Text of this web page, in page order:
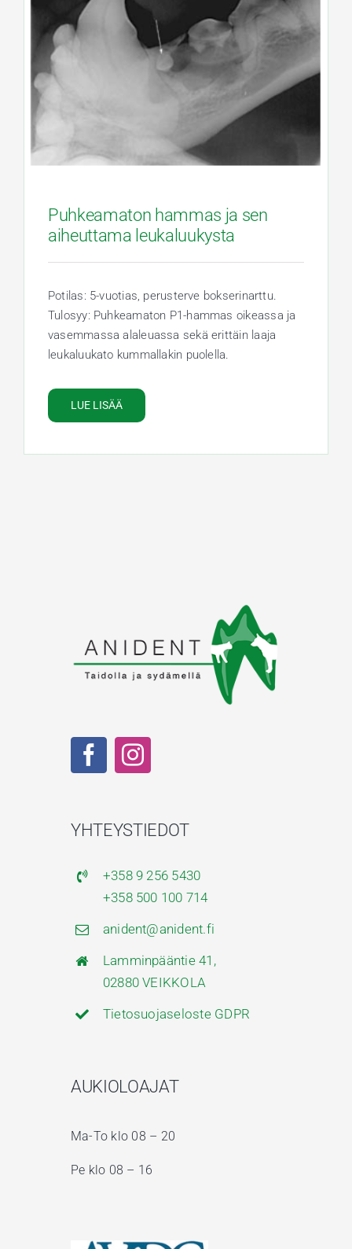
Puhkeamaton hammas ja sen
aiheuttama leukaluukysta
Potilas: 5-vuotias, perusterve bokserinarttu.
Tulosyy: Puhkeamaton P1-hammas oikeassa ja
vasemmassa alaleuassa sekä erittäin laaja
leukaluukato kummallakin puolella.
LUE LISÄÄ
YHTEYSTIEDOT
+358 9 256 5430
+358 500 100 714
anident@anident.fi
Lamminpääntie 41,
02880 VEIKKOLA
Tietosuojaseloste GDPR
AUKIOLOAJAT
Ma-To klo 08 – 20
Pe klo 08 – 16